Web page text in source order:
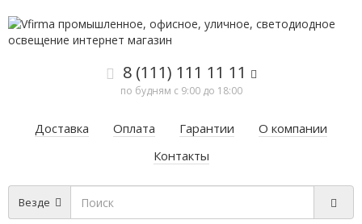
8 (111) 111 11 11
по будням с 9:00 до 18:00
Доставка Оплата Гарантии
О компании
Контакты
Везде